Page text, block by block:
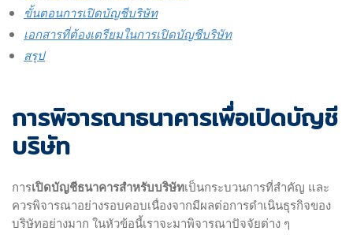
ขั้นตอนการเปิดบัญชีบริษัท
เอกสารที่ต้องเตรียมในการเปิดบัญชีบริษัท
สรุป
การพิจารณาธนาคารเพื่อเปิดบัญชี
บริษัท
การเปิดบัญชีธนาคารสำหรับบริษัทเป็นกระบวนการที่สำคัญ และ
ควรพิจารณาอย่างรอบคอบเนื่องจากมีผลต่อการดำเนินธุรกิจของ
บริษัทอย่างมาก ในหัวข้อนี้เราจะมาพิจารณาปัจจัยต่าง ๆ